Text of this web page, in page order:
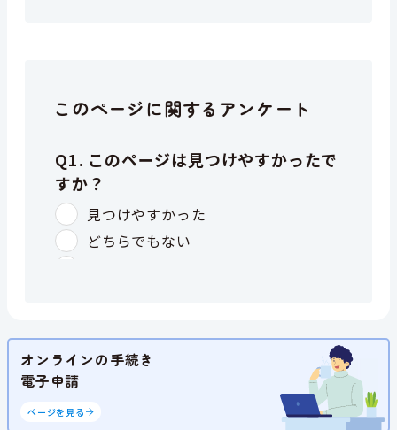
このページに関するアンケート
オンラインの手続き
電子申請
ページを見る